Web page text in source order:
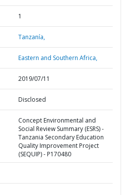
1
Tanzanía,
Eastern and Southern Africa,
2019/07/11
Disclosed
Concept Environmental and
Social Review Summary (ESRS) -
Tanzania Secondary Education
Quality Improvement Project
(SEQUIP) - P170480